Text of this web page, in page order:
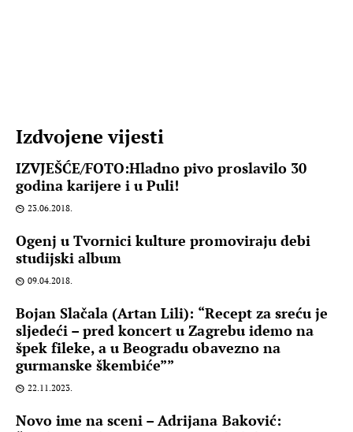
Izdvojene vijesti
IZVJEŠĆE/FOTO:Hladno pivo proslavilo 30
godina karijere i u Puli!
23.06.2018.
Ogenj u Tvornici kulture promoviraju debi
studijski album
09.04.2018.
Bojan Slačala (Artan Lili): “Recept za sreću je
sljedeći – pred koncert u Zagrebu idemo na
špek fileke, a u Beogradu obavezno na
gurmanske škembiće””
22.11.2023.
Novo ime na sceni – Adrijana Baković: